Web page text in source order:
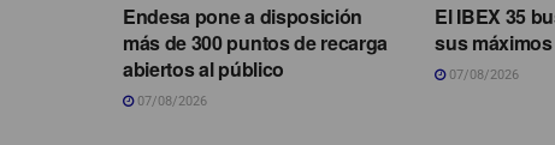
Endesa pone a disposición
más de 300 puntos de recarga
abiertos al público
07/08/2026
El IBEX 35
sus
07/08/2026